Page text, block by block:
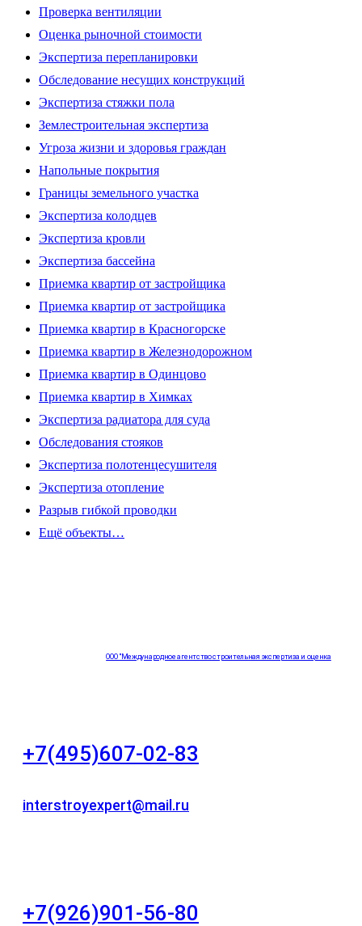
Проверка вентиляции
Оценка рыночной стоимости
Экспертиза перепланировки
Обследование несущих конструкций
Экспертиза стяжки пола
Землестроительная экспертиза
Угроза жизни и здоровья граждан
Напольные покрытия
Границы земельного участка
Экспертиза колодцев
Экспертиза кровли
Экспертиза бассейна
Приемка квартир от застройщика
Приемка квартир от застройщика
Приемка квартир в Красногорске
Приемка квартир в Железнодорожном
Приемка квартир в Одинцово
Приемка квартир в Химках
Экспертиза радиатора для суда
Обследования стояков
Экспертиза полотенцесушителя
Экспертиза отопление
Разрыв гибкой проводки
Ещё объекты…
ООО "Международное агентство строительная экспертиза и оценка
+7(495)607-02-83
interstroyexpert@mail.ru
+7(926)901-56-80